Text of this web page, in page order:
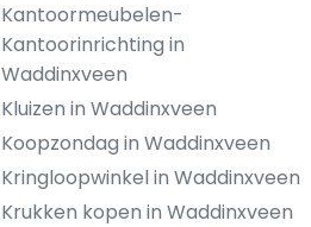
Kantoormeubelen-
Kantoorinrichting in
Waddinxveen
Kluizen in Waddinxveen
Koopzondag in Waddinxveen
Kringloopwinkel in Waddinxveen
Krukken kopen in Waddinxveen